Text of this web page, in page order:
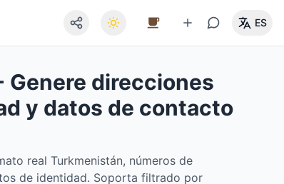
ES
Genere direcciones
y datos de contacto
real Turkmenistán, números de
de identidad. Soporta filtrado por